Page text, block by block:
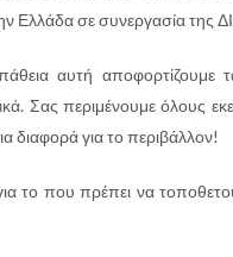
Ελλάδα σε συνεργασία
αυτή
Σας περιμένουμε όλους
διαφορά για το περιβάλλον!
το που πρέπει να